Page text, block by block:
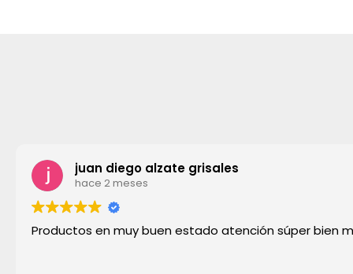
juan diego alzate grisales
hace 2 meses
Productos en muy buen estado atención súper bien